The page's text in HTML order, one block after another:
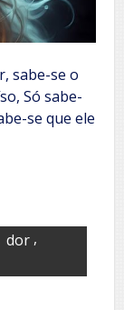
sabe-se o
Só sabe-
se que ele
dor ,